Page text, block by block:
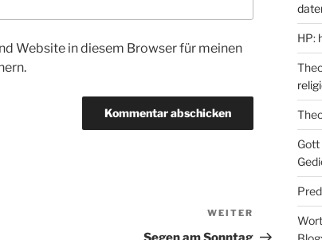
Website in diesem Browser für meinen
Nächster
Beitrag
WEITER
HP:
Gott